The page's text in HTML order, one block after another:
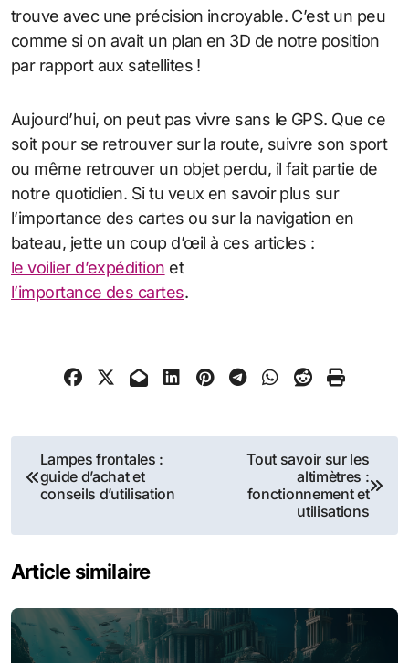
trouve avec une précision incroyable. C’est un peu
comme si on avait un plan en 3D de notre position
par rapport aux satellites !
Aujourd’hui, on peut pas vivre sans le GPS. Que ce
soit pour se retrouver sur la route, suivre son sport
ou même retrouver un objet perdu, il fait partie de
notre quotidien. Si tu veux en savoir plus sur
l’importance des cartes ou sur la navigation en
bateau, jette un coup d’œil à ces articles :
le voilier d’expédition et
l’importance des cartes.
Navigation
de
l’article
Lampes frontales :
guide d’achat et
conseils d’utilisation
Tout savoir sur les
altimètres :
fonctionnement et
utilisations
Article similaire